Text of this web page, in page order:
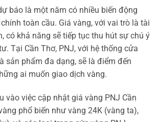
báo là một năm có nhiều biến động
toàn cầu. Giá vàng, với vai trò là tài
có khả năng sẽ tiếp tục thu hút sự chú ý
Tại Cần Thơ, PNJ, với hệ thống cửa
sản phẩm đa dạng, sẽ là điểm đến
ai muốn giao dịch vàng.
vào việc cập nhật giá vàng PNJ Cần
phổ biến như vàng 24K (vàng ta),